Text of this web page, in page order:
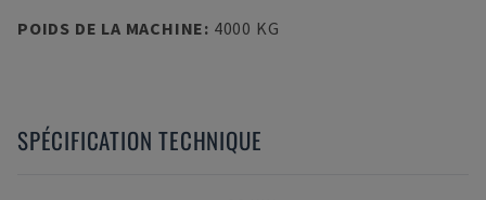
POIDS DE LA MACHINE: 4000 KG
SPÉCIFICATION TECHNIQUE